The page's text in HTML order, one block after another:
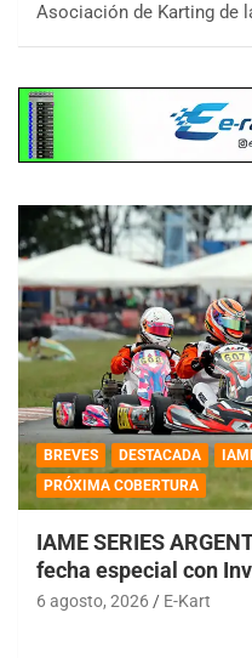
Asociación de Karting de
BREVES DESTACADA
PRÓXIMA COBERTURA
IAME SERIES
fecha especial con
6 agosto, 2026 E-Kart